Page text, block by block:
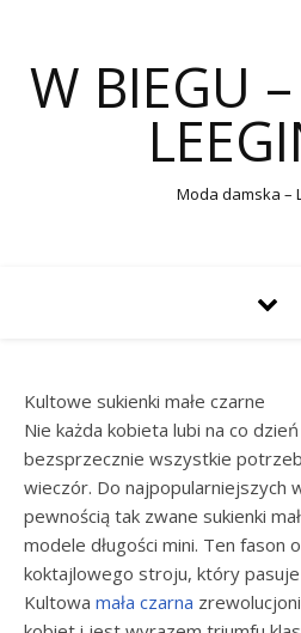
W BIEGU
Moda damska –
Kultowe sukienki małe czarne
Nie każda kobieta lubi na co
bezsprzecznie wszystkie
wieczór. Do najpopularniejszych
pewnością tak zwane sukienki
modele długości mini. Ten fason
koktajlowego stroju, który
Kultowa mała czarna